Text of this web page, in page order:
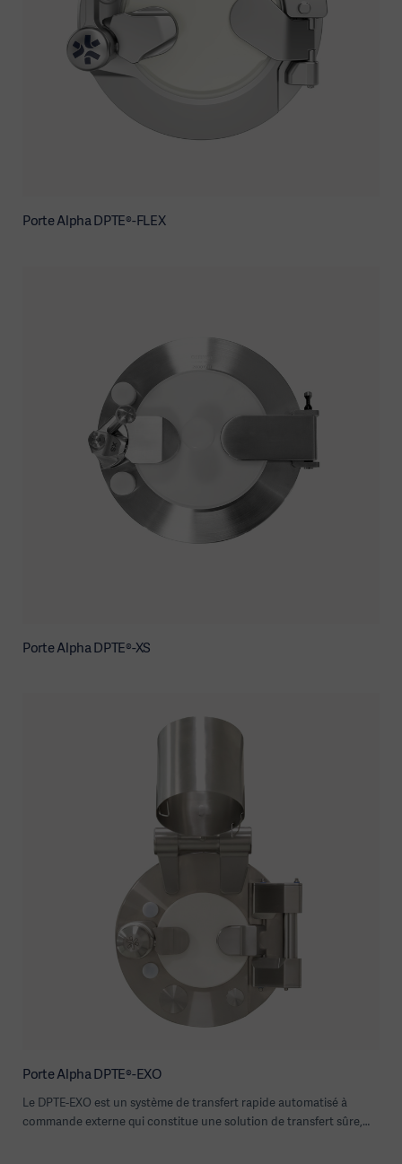
Porte Alpha DPTE®-FLEX
Porte Alpha DPTE®-XS
Porte Alpha DPTE®-EXO
Le DPTE-EXO est un système de transfert rapide automatisé à
commande externe qui constitue une solution de transfert sûre,